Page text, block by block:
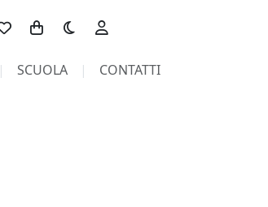
Toggle theme
SCUOLA CONTATTI